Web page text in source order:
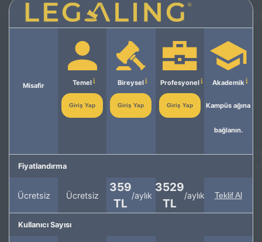
Misafir Temel
Giriş Yap
Bireysel
Giriş Yap
Profesyonel
Giriş Yap
Akademik
Kampüs ağına
bağlanın.
Fiyatlandırma
Ücretsiz Ücretsiz
359
TL
/aylık
3529
TL
/aylık Teklif Al
Kullanıcı Sayısı